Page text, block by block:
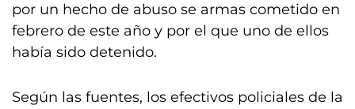
por un hecho de abuso se armas cometido en
febrero de este año y por el que uno de ellos
había sido detenido.
Según las fuentes, los efectivos policiales de la